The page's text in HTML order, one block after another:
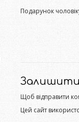
Подарунок
Залишити
Щоб відправити
Цей сайт